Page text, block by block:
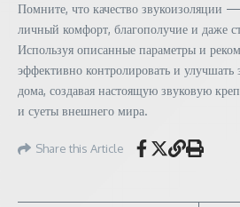
Помните, что качество звукоизоляции
личный комфорт, благополучие и даже
Используя описанные параметры и
эффективно контролировать и
дома, создавая настоящую звуковую
и суеты внешнего мира.
Share this Article